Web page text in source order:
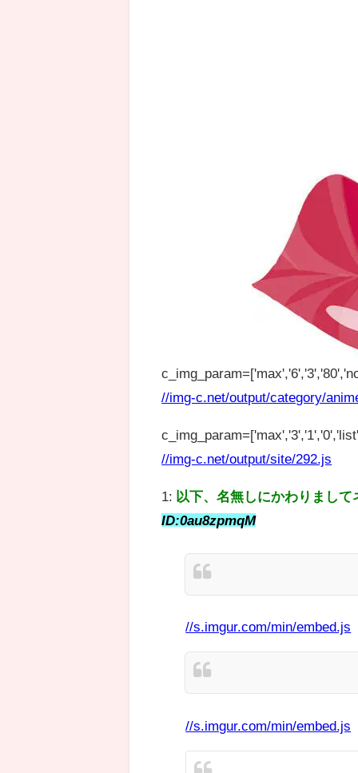
//img-c.net/output/category/
//img-c.net/output/site/292.js
1: 以下、名無しにかわりまし
ID:0au8zpmqM
//s.imgur.com/min/embed.js
//s.imgur.com/min/embed.js